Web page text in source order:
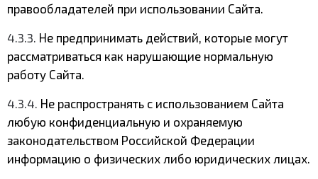
правообладателей при использовании Сайта.
4.3.3. Не предпринимать действий, которые могут
рассматриваться как нарушающие нормальную
работу Сайта.
4.3.4. Не распространять с использованием Сайта
любую конфиденциальную и охраняемую
законодательством Российской Федерации
информацию о физических либо юридических лицах.